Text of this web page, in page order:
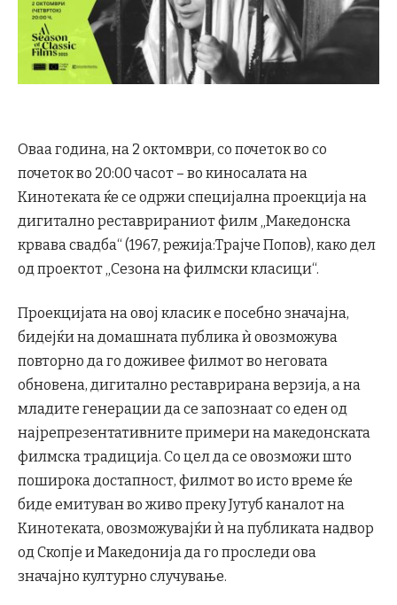
Oваа година, на 2 октомври, со почеток во со
почеток во 20:00 часот – во киносалата на
Кинотеката ќе се одржи специјална проекција на
дигитално реставрираниот филм „Македонска
крвава свадба“ (1967, режија:Трајче Попов), како дел
од проектот „Сезона на филмски класици“.
Проекцијата на овој класик е посебно значајна,
бидејќи на домашната публика ѝ овозможува
повторно да го доживее филмот во неговата
обновена, дигитално реставрирана верзија, а на
младите генерации да се запознаат со еден од
најрепрезентативните примери на македонската
филмска традиција. Со цел да се овозможи што
поширока достапност, филмот во исто време ќе
биде емитуван во живо преку Јутуб каналот на
Кинотеката, овозможувајќи ѝ на публиката надвор
од Скопје и Македонија да го проследи ова
значајно културно случување.